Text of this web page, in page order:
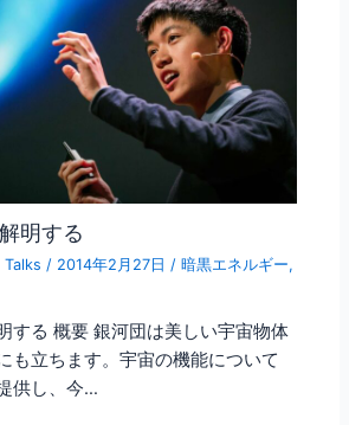
明する
Talks / 2014年2月27日 /暗黒エネルギー,
する 概要 銀河団は美しい宇宙物体
も立ちます。宇宙の機能について
供し、今…